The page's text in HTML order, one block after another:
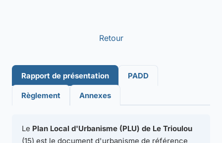
Retour
Rapport de présentation PADD
Règlement Annexes
Le Plan Local d'Urbanisme (PLU) de Le Trioulou
(15) est le document d'urbanisme de référence